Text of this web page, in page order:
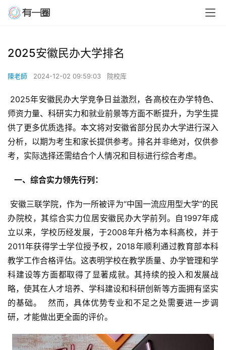
2025安徽民办大学排名
陳老師 2024-12-02 09:59:03 院校库
师资力量、科研实力和就业前景等方面不断提升，为学生提
供了更多优质选择。本文将对安徽省部分民办大学进行深入
分析，以期为考生和家长提供参考。排名并非绝对，仅供参
考，实际选择还需结合个人情况和目标进行综合考虑。
  一、综合实力领先行列：
办院校，其综合实力位居安徽民办大学前列。自1997年成
立以来，学校历经发展，于2008年升格为本科高校，并于
2011年获得学士学位授予权，2018年顺利通过教育部本科
教学工作合格评估。这表明学校在教学质量、办学管理和学
科建设等方面都取得了显著成就。其持续的投入和发展战
略，使其在人才培养、学科建设和科研创新等方面拥有坚实
的基础。  然而，具体优势专业和不足之处需要进一步调
研，才能做出更全面的评价。